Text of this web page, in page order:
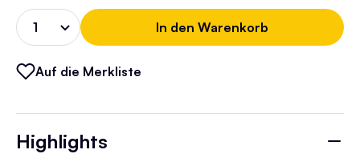
In den Warenkorb
Auf die Merkliste
Highlights